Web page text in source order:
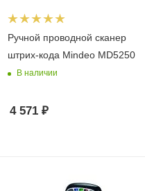
Ручной проводной сканер
штрих-кода Mindeo MD5250
В наличии
4 571 ₽